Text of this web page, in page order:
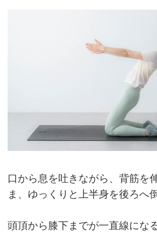
口から息を吐きながら、背筋を
ま、ゆっくりと上半身を後ろへ
頭頂から膝下までが一直線にな